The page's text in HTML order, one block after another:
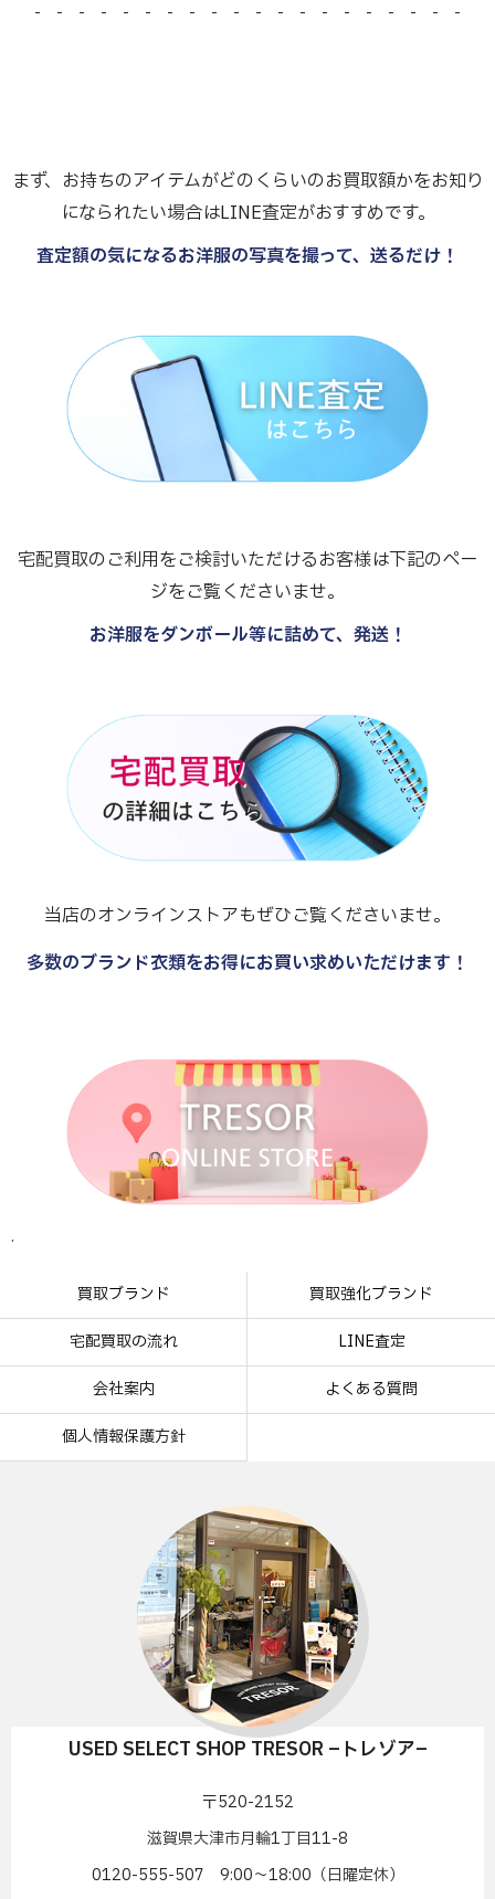
- - - - - - - - - - - - - - - - - - - -
まず、お持ちのアイテムがどのくらいのお買取額かをお知り
になられたい場合はLINE査定がおすすめです。
査定額の気になるお洋服の写真を撮って、送るだけ！
宅配買取のご利用をご検討いただけるお客様は下記のペー
ジをご覧くださいませ。
お洋服をダンボール等に詰めて、発送！
当店のオンラインストアもぜひご覧くださいませ。
多数のブランド衣類をお得にお買い求めいただけます！
.
買取ブランド 買取強化ブランド
宅配買取の流れ LINE査定
会社案内 よくある質問
個人情報保護方針
USED SELECT SHOP TRESOR –トレゾア–
〒520-2152
滋賀県大津市月輪1丁目11-8
0120-555-507 9:00〜18:00（日曜定休）